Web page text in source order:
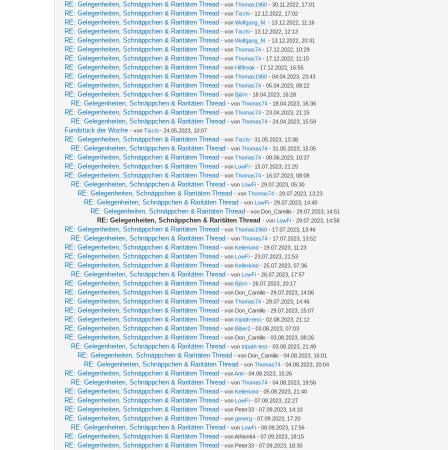
RE: Gelegenheiten, Schnäppchen & Raritäten Thread - vonThomas1960 - 30.11.2022, 17:01
RE: Gelegenheiten, Schnäppchen & Raritäten Thread - vonTischi - 12.12.2022, 17:02
RE: Gelegenheiten, Schnäppchen & Raritäten Thread - vonWolfgang_M. - 13.12.2022, 11:16
RE: Gelegenheiten, Schnäppchen & Raritäten Thread - vonTischi - 13.12.2022, 12:13
RE: Gelegenheiten, Schnäppchen & Raritäten Thread - vonWolfgang_M. - 13.12.2022, 20:31
RE: Gelegenheiten, Schnäppchen & Raritäten Thread - vonThomas74 - 17.12.2022, 10:29
RE: Gelegenheiten, Schnäppchen & Raritäten Thread - vonThomas74 - 17.12.2022, 11:15
RE: Gelegenheiten, Schnäppchen & Raritäten Thread - von Hififreak - 17.12.2022, 16:55
RE: Gelegenheiten, Schnäppchen & Raritäten Thread - vonThomas1960 - 04.04.2023, 23:43
RE: Gelegenheiten, Schnäppchen & Raritäten Thread - vonThomas74 - 05.04.2023, 08:22
RE: Gelegenheiten, Schnäppchen & Raritäten Thread - von Björn - 18.04.2023, 16:28
RE: Gelegenheiten, Schnäppchen & Raritäten Thread - vonThomas74 - 18.04.2023, 16:36
RE: Gelegenheiten, Schnäppchen & Raritäten Thread - vonThomas74 - 23.04.2023, 21:15
RE: Gelegenheiten, Schnäppchen & Raritäten Thread - vonThomas74 - 24.04.2023, 15:59
Fundstück der Woche - vonTischi - 24.05.2023, 10:07
RE: Gelegenheiten, Schnäppchen & Raritäten Thread - vonTischi - 31.05.2023, 13:38
RE: Gelegenheiten, Schnäppchen & Raritäten Thread - vonThomas74 - 31.05.2023, 15:05
RE: Gelegenheiten, Schnäppchen & Raritäten Thread - vonThomas74 - 08.06.2023, 10:37
RE: Gelegenheiten, Schnäppchen & Raritäten Thread - von LowFi - 15.07.2023, 21:25
RE: Gelegenheiten, Schnäppchen & Raritäten Thread - vonThomas74 - 16.07.2023, 08:08
RE: Gelegenheiten, Schnäppchen & Raritäten Thread - von LowFi - 29.07.2023, 05:30
RE: Gelegenheiten, Schnäppchen & Raritäten Thread - vonThomas74 - 29.07.2023, 13:23
RE: Gelegenheiten, Schnäppchen & Raritäten Thread - von LowFi - 29.07.2023, 14:40
RE: Gelegenheiten, Schnäppchen & Raritäten Thread - von Don_Camillo - 29.07.2023, 14:51
RE: Gelegenheiten, Schnäppchen & Raritäten Thread - von LowFi - 29.07.2023, 14:58
RE: Gelegenheiten, Schnäppchen & Raritäten Thread - vonThomas1960 - 17.07.2023, 13:46
RE: Gelegenheiten, Schnäppchen & Raritäten Thread - vonThomas74 - 17.07.2023, 13:52
RE: Gelegenheiten, Schnäppchen & Raritäten Thread - von Kellerkind - 19.07.2023, 11:23
RE: Gelegenheiten, Schnäppchen & Raritäten Thread - von LowFi - 23.07.2023, 21:53
RE: Gelegenheiten, Schnäppchen & Raritäten Thread - von Kellerkind - 25.07.2023, 07:36
RE: Gelegenheiten, Schnäppchen & Raritäten Thread - von LowFi - 26.07.2023, 17:57
RE: Gelegenheiten, Schnäppchen & Raritäten Thread - von Björn - 26.07.2023, 20:17
RE: Gelegenheiten, Schnäppchen & Raritäten Thread - von Don_Camillo - 29.07.2023, 14:06
RE: Gelegenheiten, Schnäppchen & Raritäten Thread - vonThomas74 - 29.07.2023, 14:46
RE: Gelegenheiten, Schnäppchen & Raritäten Thread - von Don_Camillo - 29.07.2023, 15:07
RE: Gelegenheiten, Schnäppchen & Raritäten Thread - vontripath-test - 02.08.2023, 21:12
RE: Gelegenheiten, Schnäppchen & Raritäten Thread - von Biber2 - 03.08.2023, 07:03
RE: Gelegenheiten, Schnäppchen & Raritäten Thread - von Don_Camillo - 03.08.2023, 08:26
RE: Gelegenheiten, Schnäppchen & Raritäten Thread - vontripath-test - 03.08.2023, 21:49
RE: Gelegenheiten, Schnäppchen & Raritäten Thread - von Don_Camillo - 04.08.2023, 16:01
RE: Gelegenheiten, Schnäppchen & Raritäten Thread - vonThomas74 - 04.08.2023, 20:04
RE: Gelegenheiten, Schnäppchen & Raritäten Thread - vonAnti - 04.08.2023, 15:26
RE: Gelegenheiten, Schnäppchen & Raritäten Thread - vonThomas74 - 04.08.2023, 19:56
RE: Gelegenheiten, Schnäppchen & Raritäten Thread - von Kellerkind - 05.08.2023, 21:40
RE: Gelegenheiten, Schnäppchen & Raritäten Thread - von LowFi - 07.08.2023, 22:27
RE: Gelegenheiten, Schnäppchen & Raritäten Thread - von Peter33 - 07.09.2023, 14:10
RE: Gelegenheiten, Schnäppchen & Raritäten Thread - vongenerg - 07.09.2023, 17:20
RE: Gelegenheiten, Schnäppchen & Raritäten Thread - von LowFi - 08.09.2023, 17:56
RE: Gelegenheiten, Schnäppchen & Raritäten Thread - von Athlon64 - 07.09.2023, 18:15
RE: Gelegenheiten, Schnäppchen & Raritäten Thread - von Peter33 - 07.09.2023, 18:30